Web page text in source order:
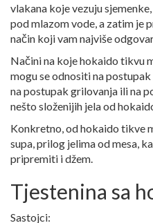
vlakana koje vezuju
pod mlazom vode, a zatim je
način koji vam najviše
Načini na koje hokaido tikvu
mogu se odnositi na
na postupak grilovanja ili na
nešto složenijih jela od
Konkretno, od hokaido tikve
supa, prilog jelima od mesa,
pripremiti i džem.
Tjestenina sa
Sastojci: